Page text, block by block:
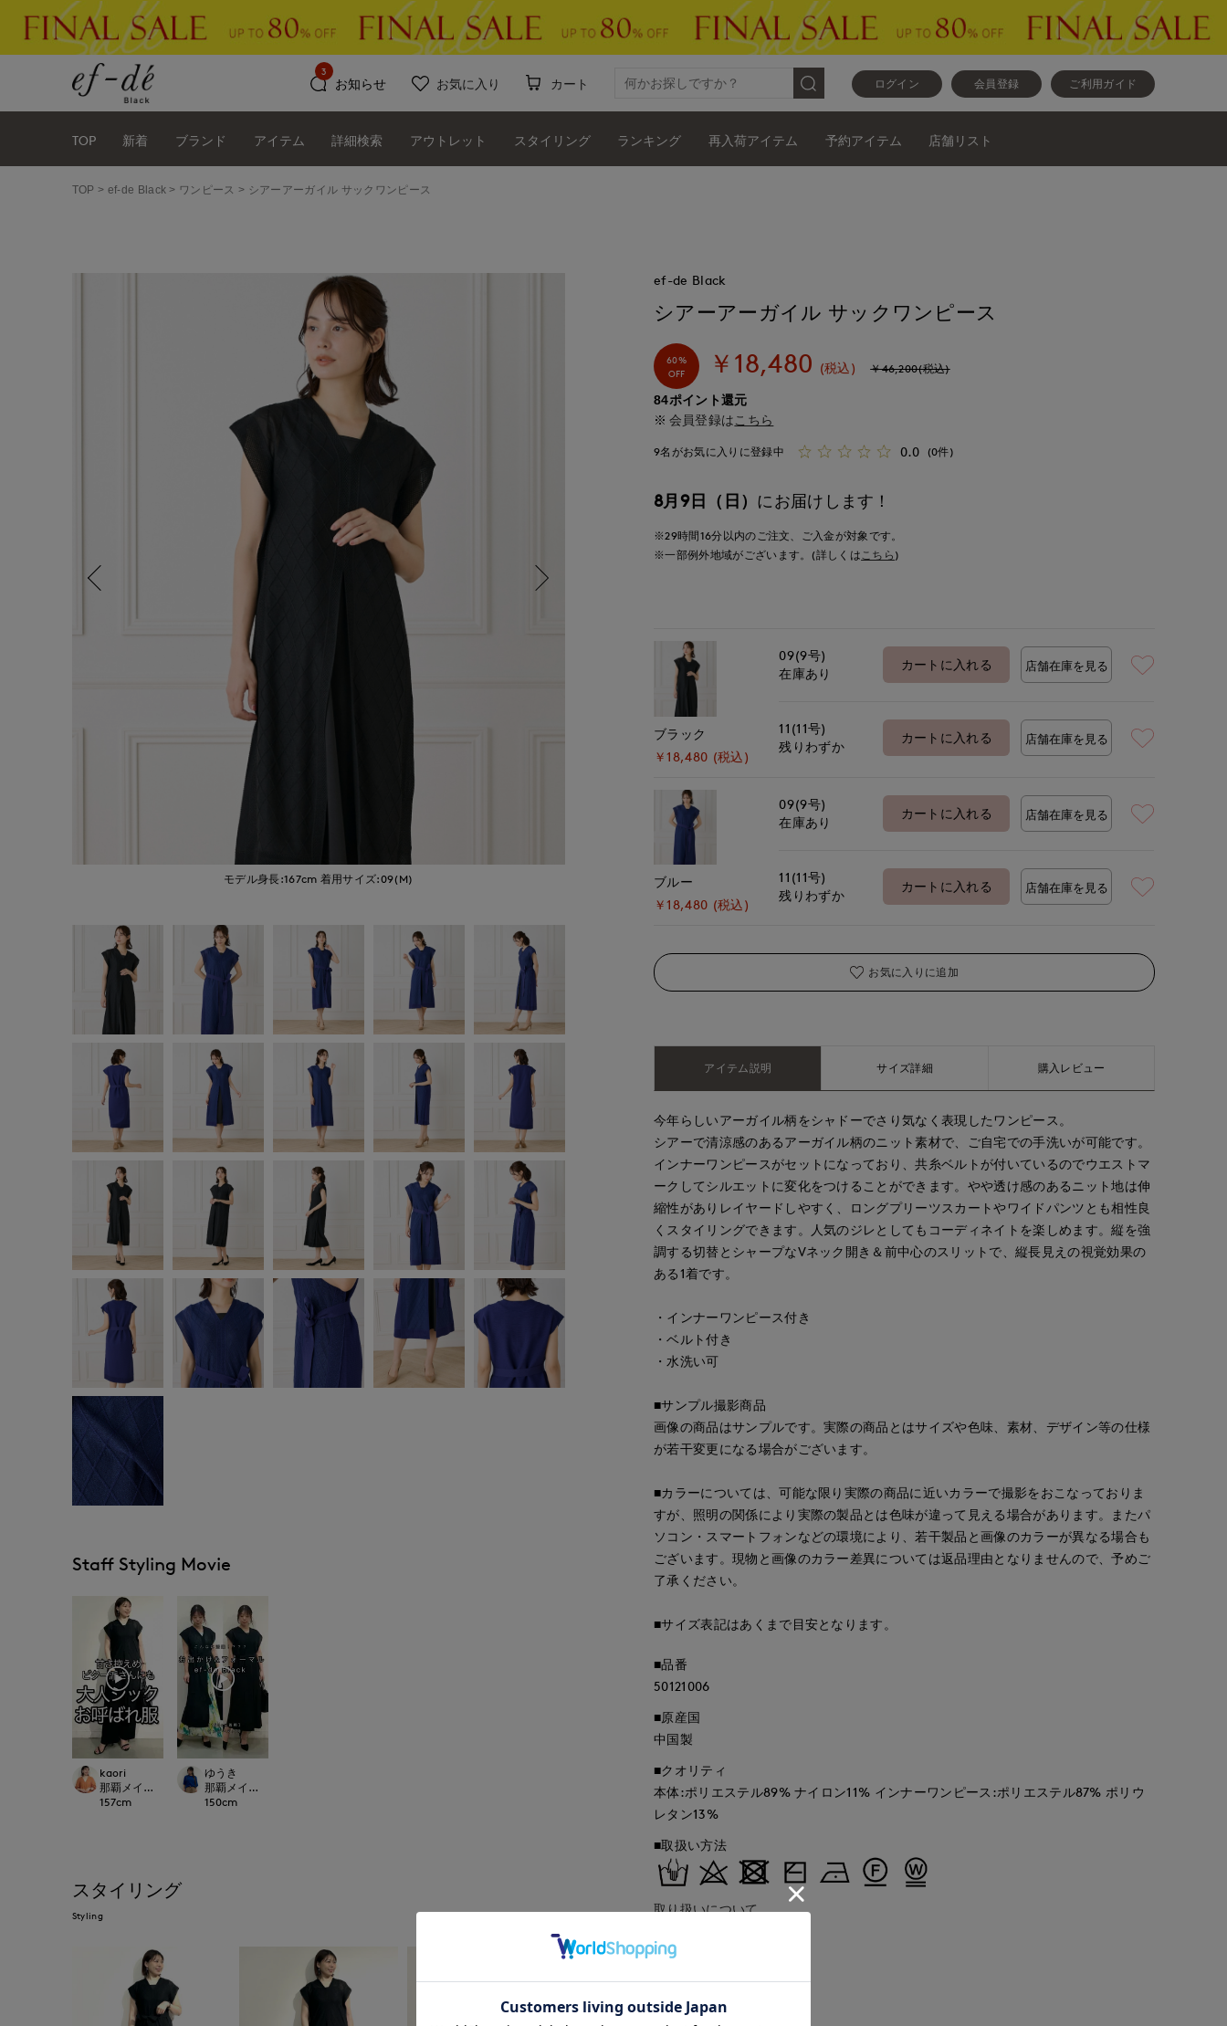
ログイン 会員登録 ご利用ガイド
お知らせ
3
お気に入り カート
TOP 新着 ブランド アイテム 詳細検索 アウトレット スタイリング ランキング 再入荷アイテム 予約アイテム 店舗リスト
TOP ef-de Black ワンピース シアーアーガイル サックワンピース
モデル身長:167cm 着用サイズ:09(M) モデル身長:167cm 着用サイズ:09(M)
Staff Styling Movie
kaori
那覇メインプレイスI.T.'S.international
157cm
ゆうき
那覇メインプレイスI.T.'S.international
150cm
スタイリング
Styling
ef-de Black
シアーアーガイル サックワンピース
60%
OFF
￥18,480 (税込) ￥46,200(税込)
84ポイント還元
会員登録は こちら
9名がお気に入りに登録中 0.0 (0件)
8月9日（日） にお届けします！
※29時間15分以内のご注文、ご入金が対象です。
※一部例外地域がございます。(詳しくはこちら )
ブラック
￥18,480 (税込)
09(9号)
在庫あり
カートに入れる 店舗在庫を見る
11(11号)
残りわずか
カートに入れる 店舗在庫を見る
ブルー
￥18,480 (税込)
09(9号)
在庫あり
カートに入れる 店舗在庫を見る
11(11号)
残りわずか
カートに入れる 店舗在庫を見る
お気に入りに追加
アイテム説明 サイズ詳細 購入レビュー
今年らしいアーガイル柄をシャドーでさり気なく表現したワンピース。
シアーで清涼感のあるアーガイル柄のニット素材で、ご自宅での手洗いが可能です。
インナーワンピースがセットになっており、共糸ベルトが付いているのでウエストマ
ークしてシルエットに変化をつけることができます。やや透け感のあるニット地は伸
縮性がありレイヤードしやすく、ロングプリーツスカートやワイドパンツとも相性良
くスタイリングできます。人気のジレとしてもコーディネイトを楽しめます。縦を強
調する切替とシャープなVネック開き＆前中心のスリットで、縦長見えの視覚効果の
ある1着です。
・インナーワンピース付き
・ベルト付き
・水洗い可
■サンプル撮影商品
画像の商品はサンプルです。実際の商品とはサイズや色味、素材、デザイン等の仕様
が若干変更になる場合がございます。
■カラーについては、可能な限り実際の商品に近いカラーで撮影をおこなっておりま
すが、照明の関係により実際の製品とは色味が違って見える場合があります。またパ
ソコン・スマートフォンなどの環境により、若干製品と画像のカラーが異なる場合も
ございます。現物と画像のカラー差異については返品理由となりませんので、予めご
了承ください。
■サイズ表記はあくまで目安となります。
■品番
50121006
■原産国
中国製
■クオリティ
本体:ポリエステル89% ナイロン11% インナーワンピース:ポリエステル87% ポリウ
レタン13%
■取扱い方法
取り扱いについて